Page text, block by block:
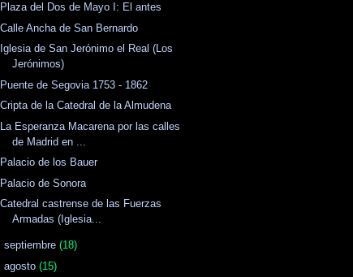
Plaza del Dos de Mayo I: El antes
Calle Ancha de San Bernardo
Iglesia de San Jerónimo el Real (Los
Jerónimos)
Puente de Segovia 1753 - 1862
Cripta de la Catedral de la Almudena
La Esperanza Macarena por las calles
de Madrid en ...
Palacio de los Bauer
Palacio de Sonora
Catedral castrense de las Fuerzas
Armadas (Iglesia...
septiembre (18)
agosto (15)